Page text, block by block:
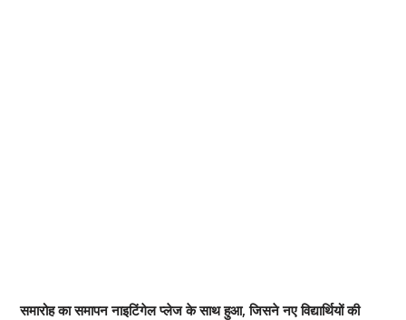
समारोह का समापन नाइटिंगेल प्लेज के साथ हुआ, जिसने नए विद्यार्थियों की